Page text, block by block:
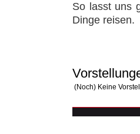
So lasst uns
Dinge reisen.
(Noch) Keine